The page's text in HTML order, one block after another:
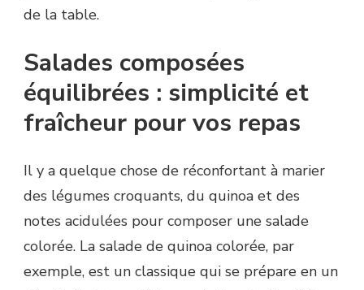
de la table.
Salades composées
équilibrées : simplicité et
fraîcheur pour vos repas
Il y a quelque chose de réconfortant à marier
des légumes croquants, du quinoa et des
notes acidulées pour composer une salade
colorée. La salade de quinoa colorée, par
exemple, est un classique qui se prépare en un